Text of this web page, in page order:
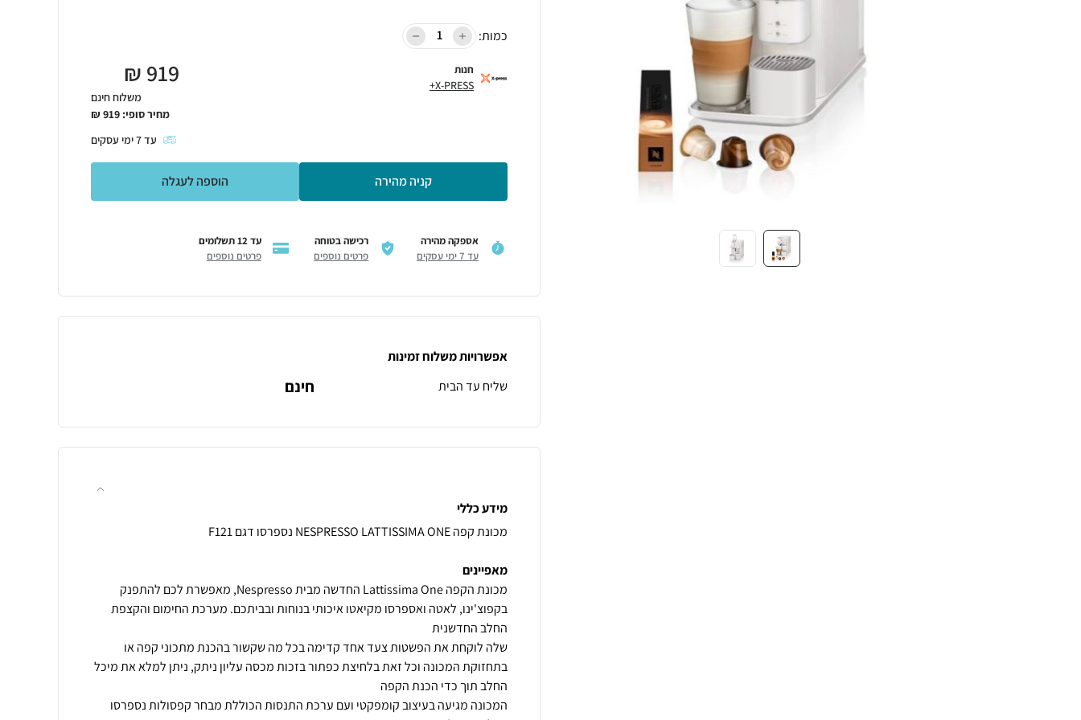
כמות:
חנות
X-PRESS+
919
₪
משלוח חינם
מחיר סופי: 919
₪
עד7ימי עסקים
קניה מהירה הוספה לעגלה
אספקה מהירה
עד 7 ימי עסקים
רכישה בטוחה
פרטים נוספים
עד 12 תשלומים
פרטים נוספים
אפשרויות משלוח זמינות
שליח עד הבית
חינם
מידע כללי
מאפיינים
מכונת הקפה Lattissima One החדשה מבית Nespresso, מאפשרת לכם להתפנק
בקפוצ'ינו, לאטה ואספרסו מקיאטו איכותי בנוחות ובביתכם. מערכת החימום והקצפת
שלה לוקחת את הפשטות צעד אחד קדימה בכל מה שקשור בהכנת מתכוני קפה או
בתחזוקת המכונה וכל זאת בלחיצת כפתור בזכות מכסה עליון ניתק, ניתן למלא את מיכל
המכונה מגיעה בעיצוב קומפקטי ועם ערכת התנסות הכוללת מבחר קפסולות נספרסו